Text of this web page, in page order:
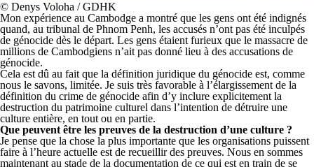
© Denys Voloha / GDHK
Mon expérience au Cambodge a montré que les gens ont été indignés
quand, au tribunal de Phnom Penh, les accusés n’ont pas été inculpés
de génocide dès le départ. Les gens étaient furieux que le massacre de
millions de Cambodgiens n’ait pas donné lieu à des accusations de
génocide.
Cela est dû au fait que la définition juridique du génocide est, comme
nous le savons, limitée. Je suis très favorable à l’élargissement de la
définition du crime de génocide afin d’y inclure explicitement la
destruction du patrimoine culturel dans l’intention de détruire une
culture entière, en tout ou en partie.
Que peuvent être les preuves de la destruction d’une culture ?
Je pense que la chose la plus importante que les organisations puissent
faire à l’heure actuelle est de recueillir des preuves. Nous en sommes
maintenant au stade de la documentation de ce qui est en train de se